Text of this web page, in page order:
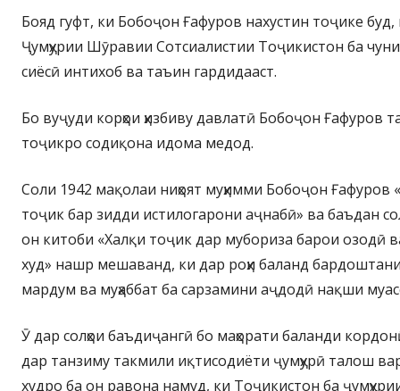
Бояд гуфт, ки Бобоҷон Ғафуров нахустин тоҷике
Ҷумҳурии Шӯравии Сотсиалистии Тоҷикистон ба
сиёсӣ интихоб ва таъин гардидааст.
Бо вуҷуди корҳои ҳизбиву давлатӣ Бобоҷон Ғафуров
тоҷикро содиқона идома медод.
Соли 1942 мақолаи ниҳоят муҳимми Бобоҷон Ғафуров
тоҷик бар зидди истилогарони аҷнабӣ» ва баъдан
он китоби «Халқи тоҷик дар мубориза барои озодӣ
худ» нашр мешаванд, ки дар роҳи баланд бардоштани
мардум ва муҳаббат ба сарзамини аҷдодӣ нақши
Ӯ дар солҳои баъдиҷангӣ бо маҳорати баланди
дар танзиму такмили иқтисодиёти ҷумҳурӣ талош
худро ба он равона намуд, ки Тоҷикистон ба